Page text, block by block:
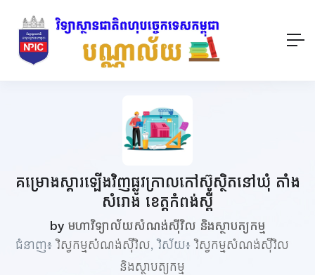
គម្រោងស្តារឡើងវិញផ្លូវក្រាលកៅស៊ូស្ថិតនៅឃុំ តាំង
សំរោង ខេត្តកំពង់ស្ពឺ
by មហាវិទ្យាល័យសំណង់ស៊ីវិល និងស្ថាបត្យកម្ម
ជំនាញ៖វិស្វកម្មសំណង់ស៊ីវិល, វិស័យ៖វិស្វកម្មសំណង់ស៊ីវិល
និងស្ថាបត្យកម្ម